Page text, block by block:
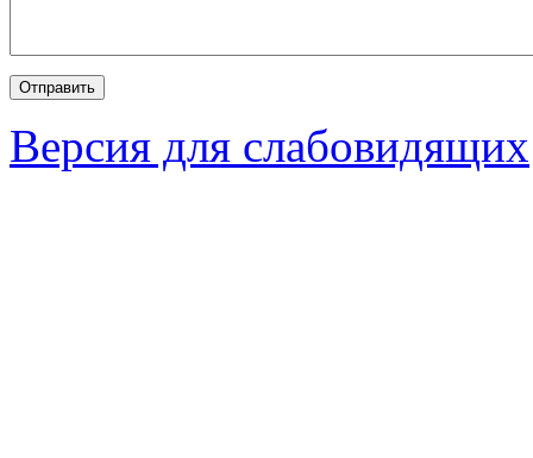
Версия для слабовидящих